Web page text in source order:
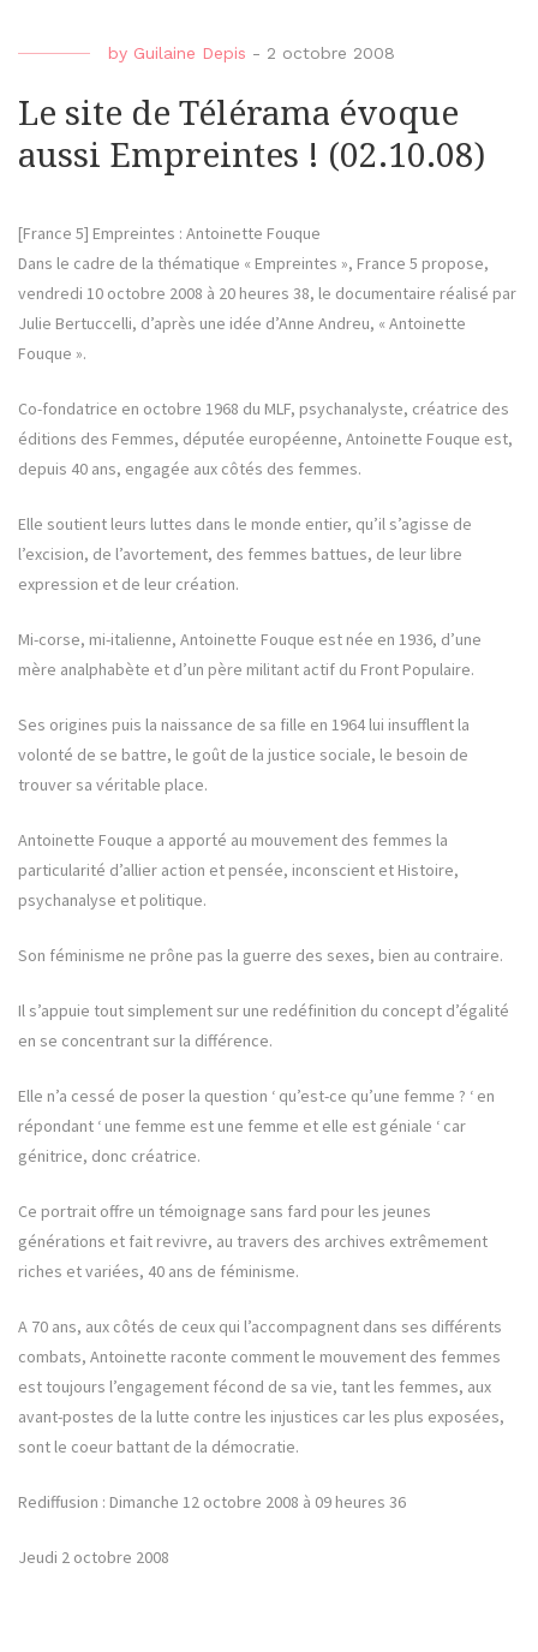
by Guilaine Depis - 2 octobre 2008
Le site de Télérama évoque
aussi Empreintes ! (02.10.08)
[France 5] Empreintes : Antoinette Fouque
Dans le cadre de la thématique « Empreintes », France 5 propose,
vendredi 10 octobre 2008 à 20 heures 38, le documentaire réalisé par
Julie Bertuccelli, d’après une idée d’Anne Andreu, « Antoinette
Fouque ».
Co-fondatrice en octobre 1968 du MLF, psychanalyste, créatrice des
éditions des Femmes, députée européenne, Antoinette Fouque est,
depuis 40 ans, engagée aux côtés des femmes.
Elle soutient leurs luttes dans le monde entier, qu’il s’agisse de
l’excision, de l’avortement, des femmes battues, de leur libre
expression et de leur création.
Mi-corse, mi-italienne, Antoinette Fouque est née en 1936, d’une
mère analphabète et d’un père militant actif du Front Populaire.
Ses origines puis la naissance de sa fille en 1964 lui insufflent la
volonté de se battre, le goût de la justice sociale, le besoin de
trouver sa véritable place.
Antoinette Fouque a apporté au mouvement des femmes la
particularité d’allier action et pensée, inconscient et Histoire,
psychanalyse et politique.
Son féminisme ne prône pas la guerre des sexes, bien au contraire.
Il s’appuie tout simplement sur une redéfinition du concept d’égalité
en se concentrant sur la différence.
Elle n’a cessé de poser la question ‘ qu’est-ce qu’une femme ? ‘ en
répondant ‘ une femme est une femme et elle est géniale ‘ car
génitrice, donc créatrice.
Ce portrait offre un témoignage sans fard pour les jeunes
générations et fait revivre, au travers des archives extrêmement
riches et variées, 40 ans de féminisme.
A 70 ans, aux côtés de ceux qui l’accompagnent dans ses différents
combats, Antoinette raconte comment le mouvement des femmes
est toujours l’engagement fécond de sa vie, tant les femmes, aux
avant-postes de la lutte contre les injustices car les plus exposées,
sont le coeur battant de la démocratie.
Rediffusion : Dimanche 12 octobre 2008 à 09 heures 36
Jeudi 2 octobre 2008